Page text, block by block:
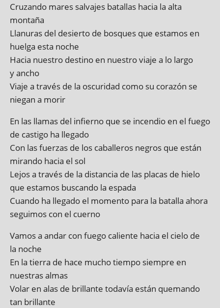
Cruzando mares sal­vajes batal­las hacia la alta
montaña
Llanuras del desierto de bosques que estamos en
huelga esta noche
Hacia nuestro des­tino en nuestro viaje a lo largo
y ancho
Viaje a través de la oscur­id­ad como su corazón se
nie­gan a morir
En las lla­mas del infi­erno que se incen­dio en el fuego
de cas­tigo ha llegado
Con las fuerzas de los caballer­os negros que están
mir­ando hacia el sol
Lejos a través de la dis­tan­cia de las placas de hielo
que estamos buscando la espada
Cuando ha lleg­ado el momento para la batalla ahora
segui­mos con el cuerno
Vamos a andar con fuego cali­ente hacia el cielo de
la noche
En la tierra de hace mucho tiempo siempre en
nuestras almas
Volar en alas de bril­lante todavía están que­mando
tan brillante